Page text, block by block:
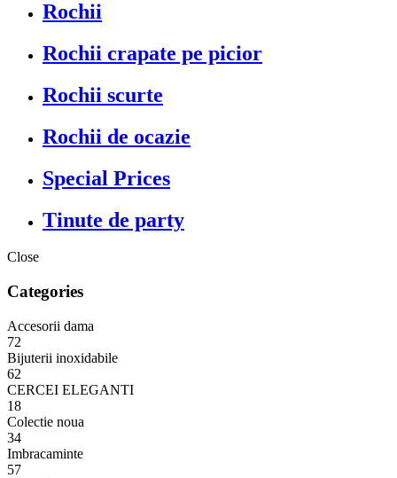
Rochii
Rochii crapate pe picior
Rochii scurte
Rochii de ocazie
Special Prices
Tinute de party
Close
Categories
Accesorii dama
72
Bijuterii inoxidabile
62
CERCEI ELEGANTI
18
Colectie noua
34
Imbracaminte
57